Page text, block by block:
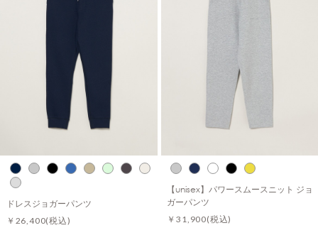
ドレスジョガーパンツ
￥26,400(税込)
【unisex】パワースムースニット ジョ
ガーパンツ
￥31,900(税込)